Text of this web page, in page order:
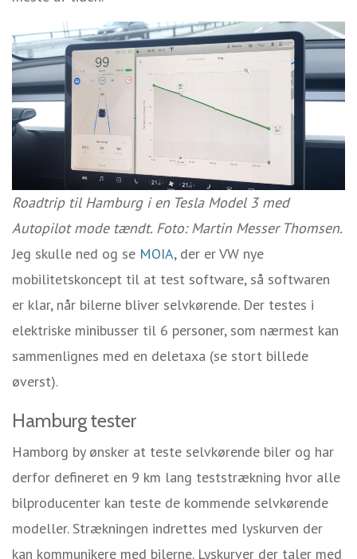
Roadtrip til Hamburg i en Tesla Model 3 med
Autopilot mode tændt. Foto: Martin Messer Thomsen.
Jeg skulle ned og se MOIA, der er VW nye
mobilitetskoncept til at test software, så softwaren
er klar, når bilerne bliver selvkørende. Der testes i
elektriske minibusser til 6 personer, som nærmest kan
sammenlignes med en deletaxa (se stort billede
øverst).
Hamburg tester
Hamborg by ønsker at teste selvkørende biler og har
derfor defineret en 9 km lang teststrækning hvor alle
bilproducenter kan teste de kommende selvkørende
modeller. Strækningen indrettes med lyskurven der
kan kommunikere med bilerne. Lyskurver der taler med